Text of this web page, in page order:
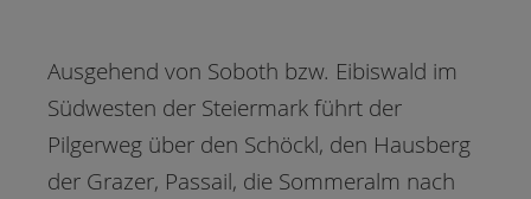
Ausgehend von Soboth bzw. Eibiswald im
Südwesten der Steiermark führt der
Pilgerweg über den Schöckl, den Hausberg
der Grazer, Passail, die Sommeralm nach